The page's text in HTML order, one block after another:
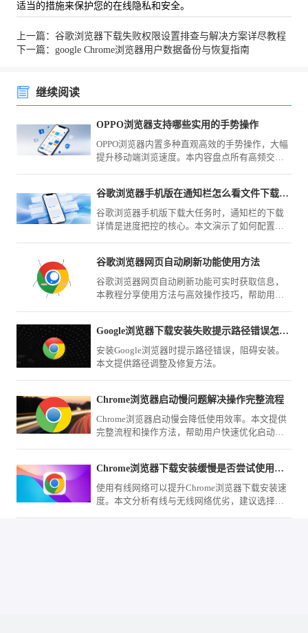
适当的措施来保护您的在线隐私和安全。
上一篇：谷歌浏览器下载失败权限设置排查与解决方案详尽教程
下一篇：google Chrome浏览器用户数据备份与恢复指南
继续阅读
OPPO浏览器支持哪些实用的手势操作
OPPO浏览器内置多种直观高效的手势操作，大幅
提升移动端浏览速度。本内容盘点所有高频交互
互，让上网动作更灵动。
谷歌浏览器手机版在通知栏怎么看文件下载的具体百分比
谷歌浏览器手机版下载大任务时，通知栏的下载
详情是进度把控的核心。本文演示了如何配置显
使用。
谷歌浏览器网页自动刷新功能使用方法
谷歌浏览器网页自动刷新功能可实时获取信息，
本教程分享使用方法与高效操作技巧，帮助用户
Google浏览器下载安装失败提示路径错误怎么办
安装Google浏览器时提示路径错误，阻碍安装。
本文提供路径调整及修复方法。
Chrome浏览器启动慢问题解决操作完整流程
Chrome浏览器启动慢会降低使用效率。本文提供
完整流程和操作方法，帮助用户快速优化启动速
Chrome浏览器下载安装缓慢是否尝试使用有线网络
使用有线网络可以提升Chrome浏览器下载安装速
度。本文分析有线与无线网络优劣，建议选择更